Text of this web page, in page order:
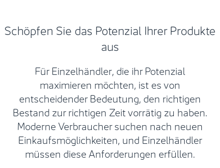
Schöpfen Sie das Potenzial Ihrer Produkte
aus
Für Einzelhändler, die ihr Potenzial
maximieren möchten, ist es von
entscheidender Bedeutung, den richtigen
Bestand zur richtigen Zeit vorrätig zu haben.
Moderne Verbraucher suchen nach neuen
Einkaufsmöglichkeiten, und Einzelhändler
müssen diese Anforderungen erfüllen.